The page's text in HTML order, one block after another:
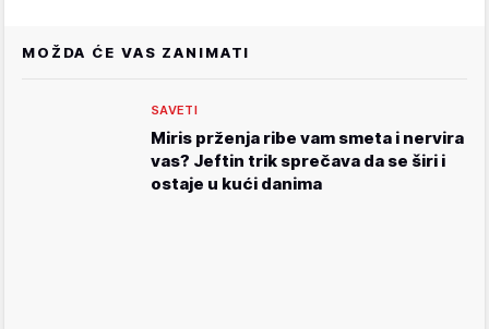
MOŽDA ĆE VAS ZANIMATI
SAVETI
Miris prženja ribe vam smeta i nervira
vas? Jeftin trik sprečava da se širi i
ostaje u kući danima